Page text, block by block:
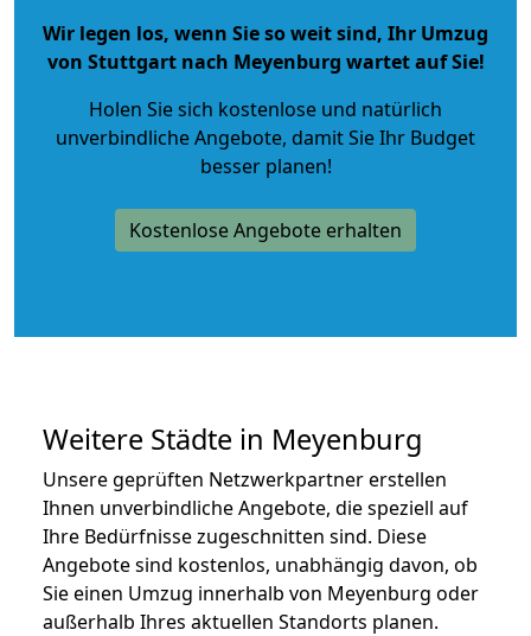
Wir legen los, wenn Sie so weit sind, Ihr Umzug
von Stuttgart nach Meyenburg wartet auf Sie!
Holen Sie sich kostenlose und natürlich
unverbindliche Angebote, damit Sie Ihr Budget
besser planen!
Kostenlose Angebote erhalten
Weitere Städte in Meyenburg
Unsere geprüften Netzwerkpartner erstellen
Ihnen unverbindliche Angebote, die speziell auf
Ihre Bedürfnisse zugeschnitten sind. Diese
Angebote sind kostenlos, unabhängig davon, ob
Sie einen Umzug innerhalb von Meyenburg oder
außerhalb Ihres aktuellen Standorts planen.